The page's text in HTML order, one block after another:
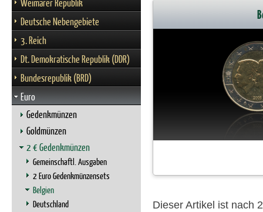
Weimarer Republik
Deutsche Nebengebiete
3. Reich
Dt. Demokratische Republik (DDR)
Bundesrepublik (BRD)
Euro
Gedenkmünzen
Goldmünzen
2 € Gedenkmünzen
Gemeinschaftl. Ausgaben
2 Euro Gedenkmünzensets
Belgien
Deutschland
Dieser Artikel ist nach